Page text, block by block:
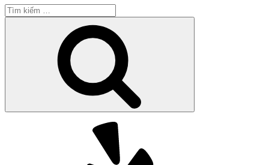
Tìm
kiếm: